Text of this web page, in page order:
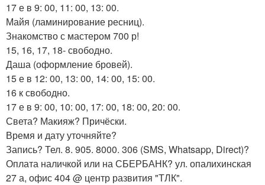
17 е в 9: 00, 11: 00, 13: 00.
Майя (ламинирование ресниц).
Знакомство с мастером 700 р!
15, 16, 17, 18- свободно.
Даша (оформление бровей).
15 е в 12: 00, 13: 00, 14: 00, 15: 00.
16 к свободно.
17 е в 9: 00, 10: 00, 17: 00, 18: 00, 20: 00.
Света? Макияж? Причёски.
Время и дату уточняйте?
Запись? Тел. 8. 905. 8000. 306 (SMS, Whatsapp, Direct)?
Оплата наличкой или на СБЕРБАНК? ул. опалихинская
27 а, офис 404 @ центр развития "ТЛК".